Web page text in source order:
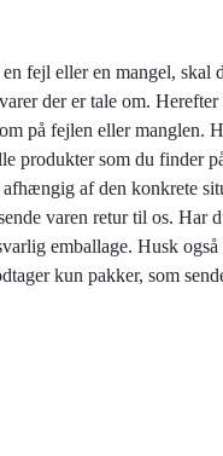
fejl eller en mangel, skal
der er tale om.
på fejlen eller manglen.
produkter som du finder
af den konkrete
varen retur til os. Har
emballage. Husk
kun pakker, som